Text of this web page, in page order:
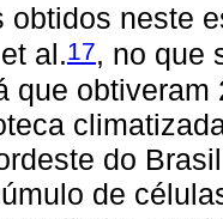
obtidos neste
al.17, no que
que
do
de